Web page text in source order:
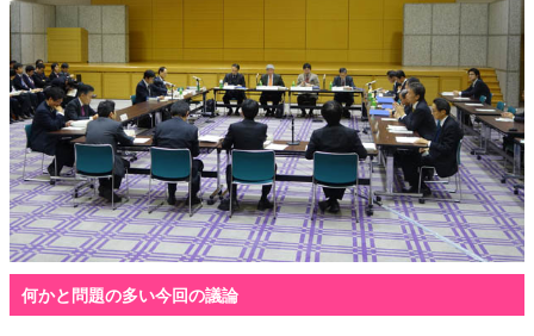
何かと問題の多い今回の議論